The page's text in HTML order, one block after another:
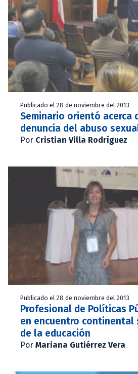
Publicado el 28 de noviembre del 2013
Seminario orientó acerca
denuncia del abuso
Por Cristian Villa Rodríguez
Publicado el 28 de noviembre del 2013
Profesional de Políticas
en encuentro continental
de la educación
Por Mariana Gutiérrez Vera